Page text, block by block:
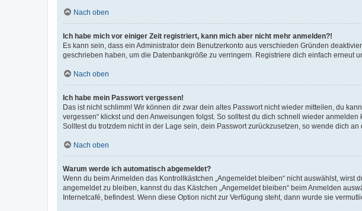
Nach oben
Ich habe mich vor einiger Zeit registriert, kann mich aber nicht mehr anmelden?!
Es kann sein, dass ein Administrator dein Benutzerkonto aus verschieden Gründen
geschrieben haben, um die Datenbankgröße zu verringern. Registriere dich einfach erneut
Nach oben
Ich habe mein Passwort vergessen!
Das ist nicht schlimm! Wir können dir zwar dein altes Passwort nicht wieder mitteilen, du
vergessen“ klickst und den Anweisungen folgst. So solltest du dich schnell wieder anmelden
Solltest du trotzdem nicht in der Lage sein, dein Passwort zurückzusetzen, so wende dich an
Nach oben
Warum werde ich automatisch abgemeldet?
Wenn du beim Anmelden das Kontrollkästchen „Angemeldet bleiben“ nicht auswählst,
angemeldet zu bleiben, kannst du das Kästchen „Angemeldet bleiben“ beim Anmelden
Internetcafé, befindest. Wenn diese Option nicht zur Verfügung steht, dann wurde sie